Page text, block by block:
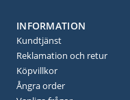
INFORMATION
Kundtjänst
Reklamation och retur
Köpvillkor
Ångra order